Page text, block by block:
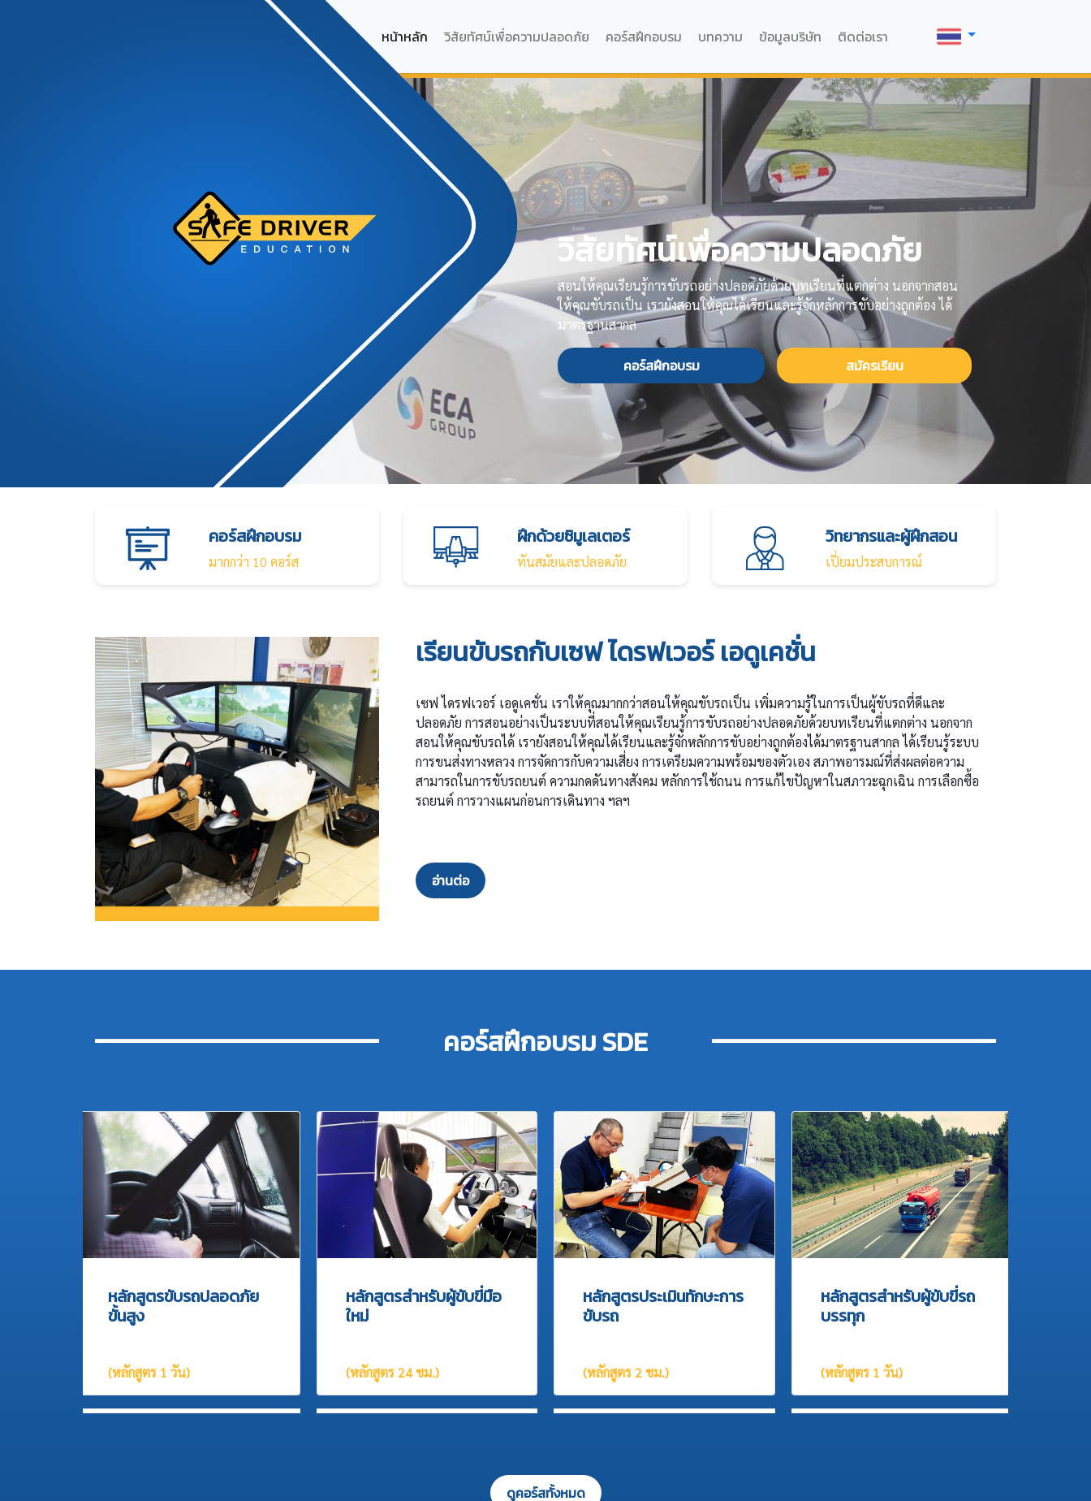
หน้าหลัก วิสัยทัศน์เพื่อความปลอดภัย คอร์สฝึกอบรม บทความ ข้อมูลบริษัท ติดต่อเรา
วิสัยทัศน์เพื่อความปลอดภัย
สอนให้คุณเรียนรู้การขับรถอย่างปลอดภัยด้วยบทเรียนที่แตกต่าง นอกจากสอน
ให้คุณขับรถเป็น เรายังสอนให้คุณได้เรียนและรู้จักหลักการขับอย่างถูกต้อง ได้
มาตรฐานสากล
คอร์สฝึกอบรม สมัครเรียน
คอร์สฝึกอบรม
มากกว่า 10 คอร์ส
ฝึกด้วยซิมูเลเตอร์
ทันสมัยและปลอดภัย
วิทยากรและผู้ฝึกสอน
เปี่ยมประสบการณ์
เรียนขับรถกับเซฟ ไดรฟเวอร์ เอดูเคชั่น
เซฟ ไดรฟเวอร์ เอดูเคชั่น เราให้คุณมากกว่าสอนให้คุณขับรถเป็น เพิ่มความรู้ในการเป็นผู้ขับรถที่ดีและ
ปลอดภัย การสอนอย่างเป็นระบบที่สอนให้คุณเรียนรู้การขับรถอย่างปลอดภัยด้วยบทเรียนที่แตกต่าง นอกจาก
สอนให้คุณขับรถได้ เรายังสอนให้คุณได้เรียนและรู้จักหลักการขับอย่างถูกต้องได้มาตรฐานสากล ได้เรียนรู้ระบบ
การขนส่งทางหลวง การจัดการกับความเสี่ยง การเตรียมความพร้อมของตัวเอง สภาพอารมณ์ที่ส่งผลต่อความ
สามารถในการขับรถยนต์ ความกดดันทางสังคม หลักการใช้ถนน การแก้ไขปัญหาในสภาวะฉุกเฉิน การเลือกซื้อ
รถยนต์ การวางแผนก่อนการเดินทาง ฯลฯ
อ่านต่อ
คอร์สฝึกอบรม SDE
หลักสูตรขับรถปลอดภัย
ขั้นสูง
(หลักสูตร 1 วัน)
หลักสูตรสำหรับผู้ขับขี่มือ
ใหม่
(หลักสูตร 24 ชม.)
หลักสูตรประเมินทักษะการ
ขับรถ
(หลักสูตร 2 ชม.)
หลักสูตรสำหรับผู้ขับขี่รถ
บรรทุก
(หลักสูตร 1 วัน)
ดูคอร์สทั้งหมด